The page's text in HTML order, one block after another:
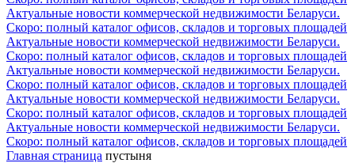
Актуальные новости коммерческой недвижимости Беларуси.
Скоро: полный каталог офисов, складов и торговых площадей
Актуальные новости коммерческой недвижимости Беларуси.
Скоро: полный каталог офисов, складов и торговых площадей
Актуальные новости коммерческой недвижимости Беларуси.
Скоро: полный каталог офисов, складов и торговых площадей
Актуальные новости коммерческой недвижимости Беларуси.
Скоро: полный каталог офисов, складов и торговых площадей
Актуальные новости коммерческой недвижимости Беларуси.
Скоро: полный каталог офисов, складов и торговых площадей
Главная страница пустыня